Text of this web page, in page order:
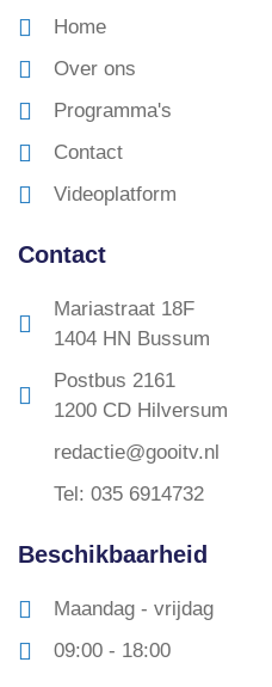
Home
Over ons
Programma's
Contact
Videoplatform
Contact
Mariastraat 18F
1404 HN Bussum
Postbus 2161
1200 CD Hilversum
redactie@gooitv.nl
Tel: 035 6914732
Beschikbaarheid
Maandag - vrijdag
09:00 - 18:00